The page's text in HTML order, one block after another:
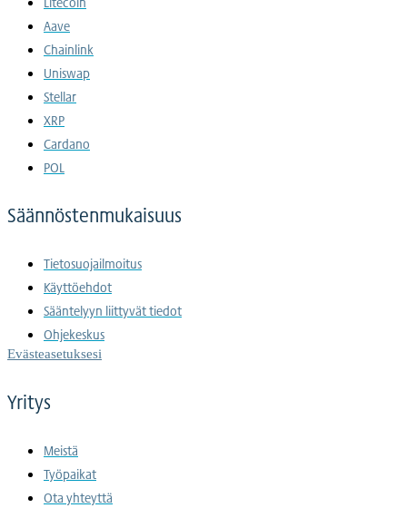
Aave
Chainlink
Uniswap
Stellar
XRP
Cardano
POL
Säännöstenmukaisuus
Tietosuojailmoitus
Käyttöehdot
Sääntelyyn liittyvät tiedot
Ohjekeskus
Evästeasetuksesi
Yritys
Meistä
Työpaikat
Ota yhteyttä